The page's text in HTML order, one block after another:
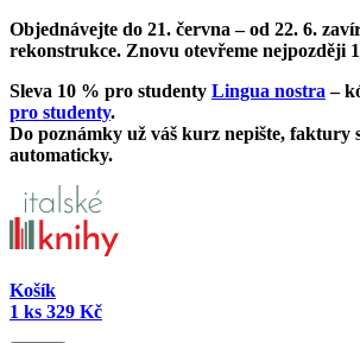
Objednávejte do 21. června – od 22. 6.
rekonstrukce. Znovu otevřeme nejpozději
Sleva 10 % pro studenty Lingua nostra –
pro studenty.
Do poznámky už váš kurz nepište, faktury
automaticky.
Košík
1 ks 329 Kč